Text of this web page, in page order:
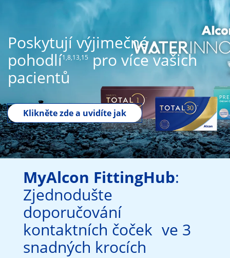
Poskytují výjimečné
pohodlí1,8,13,15 pro více vašich
pacientů
Klikněte zde a uvidíte jak
MyAlcon FittingHub:
Zjednodušte
doporučování
kontaktních čoček ve 3
snadných krocích